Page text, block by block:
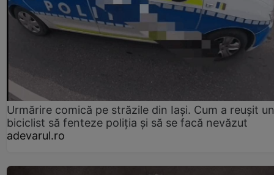
Urmărire comică pe străzile din Iași. Cum a reușit un
biciclist să fenteze poliția și să se facă nevăzut
adevarul.ro